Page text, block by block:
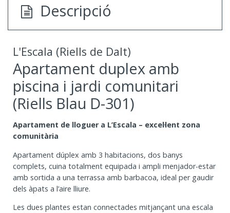
Descripció
L'Escala (Riells de Dalt)
Apartament duplex amb
piscina i jardi comunitari
(Riells Blau D-301)
Apartament de lloguer a L’Escala – excel·lent zona
comunitària
Apartament dúplex amb 3 habitacions, dos banys
complets, cuina totalment equipada i ampli menjador-estar
amb sortida a una terrassa amb barbacoa, ideal per gaudir
dels àpats a l’aire lliure.
Les dues plantes estan connectades mitjançant una escala